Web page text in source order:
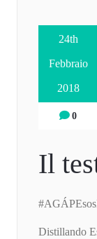
24th
Febbraio
2018
0
Il
Distillando